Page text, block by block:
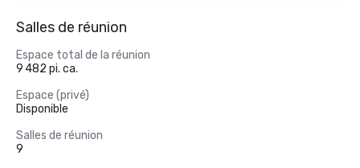
Salles de réunion
Espace total de la réunion
9 482 pi. ca.
Espace (privé)
Disponible
Salles de réunion
9